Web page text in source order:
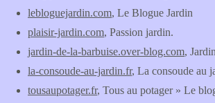
lebloguejardin.com, Le Blogue Jardin
plaisir-jardin.com, Passion jardin.
jardin-de-la-barbuise.over-blog.com,
la-consoude-au-jardin.fr, La consoude au
tousaupotager.fr, Tous au potager » Le